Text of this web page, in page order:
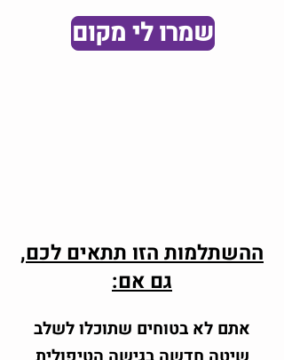
שמרו לי מקום
ההשתלמות הזו תתאים לכם,
גם אם:
אתם לא בטוחים שתוכלו לשלב